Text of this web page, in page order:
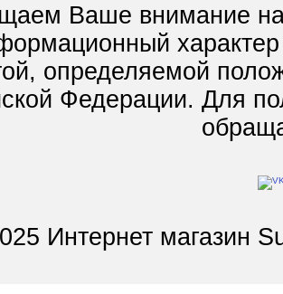
Ваше внимание на
определяемой
Федерации. Для
Интернет магазин